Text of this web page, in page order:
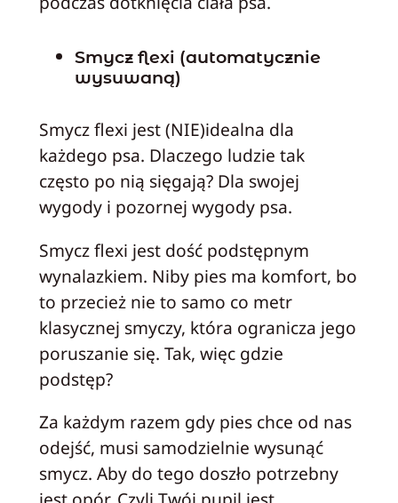
Smycz flexi (automatycznie
wysuwaną)
Smycz flexi jest (NIE)idealna dla
każdego psa. Dlaczego ludzie tak
często po nią sięgają? Dla swojej
wygody i pozornej wygody psa.
Smycz flexi jest dość podstępnym
wynalazkiem. Niby pies ma komfort, bo
to przecież nie to samo co metr
klasycznej smyczy, która ogranicza jego
poruszanie się. Tak, więc gdzie
podstęp?
Za każdym razem gdy pies chce od nas
odejść, musi samodzielnie wysunąć
smycz. Aby do tego doszło potrzebny